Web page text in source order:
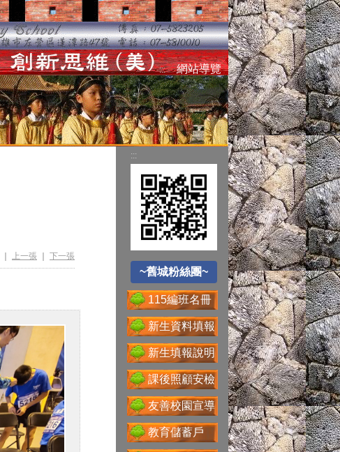
::: 網站導覽
上一張 下一張
:::
~舊城粉絲團~
~舊城粉絲團~
115編班名冊
新生資料填報
新生填報說明
課後照顧安檢
友善校園宣導
教育儲蓄戶
空氣品質監測站
圓夢助學網
遊戲軟體分級制
Office365
送子鳥資訊服務
Google For
Education